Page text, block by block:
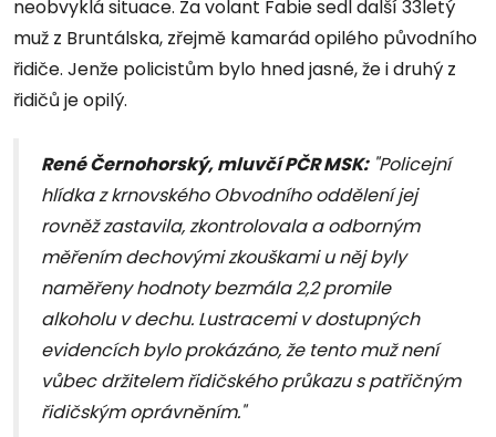
neobvyklá situace. Za volant Fabie sedl další 33letý
muž z Bruntálska, zřejmě kamarád opilého původního
řidiče. Jenže policistům bylo hned jasné, že i druhý z
řidičů je opilý.
René Černohorský, mluvčí PČR MSK:"Policejní
hlídka z krnovského Obvodního oddělení jej
rovněž zastavila, zkontrolovala a odborným
měřením dechovými zkouškami u něj byly
naměřeny hodnoty bezmála 2,2 promile
alkoholu v dechu. Lustracemi v dostupných
evidencích bylo prokázáno, že tento muž není
vůbec držitelem řidičského průkazu s patřičným
řidičským oprávněním."